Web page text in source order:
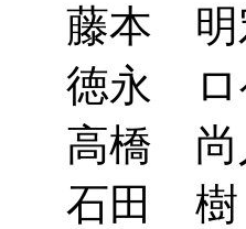
藤本 明
徳永 ロ
高橋 尚
石田 樹